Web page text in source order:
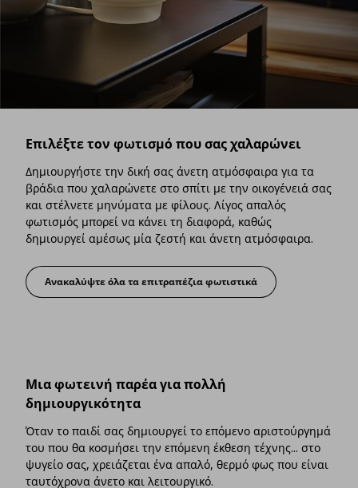
Επιλέξτε τον φωτισμό που σας χαλαρώνει
Δημιουργήστε την δική σας άνετη ατμόσφαιρα για τα
βράδια που χαλαρώνετε στο σπίτι με την οικογένειά σας
και στέλνετε μηνύματα με φίλους. Λίγος απαλός
φωτισμός μπορεί να κάνει τη διαφορά, καθώς
δημιουργεί αμέσως μία ζεστή και άνετη ατμόσφαιρα.
Επιλέξτε τον φωτισμό που σας χαλαρώνει
Ανακαλύψτε όλα τα επιτραπέζια φωτιστικά
Μια φωτεινή παρέα για πολλή
δημιουργικότητα
Όταν το παιδί σας δημιουργεί το επόμενο αριστούργημά
του που θα κοσμήσει την επόμενη έκθεση τέχνης... στο
ψυγείο σας, χρειάζεται ένα απαλό, θερμό φως που είναι
ταυτόχρονα άνετο και λειτουργικό.